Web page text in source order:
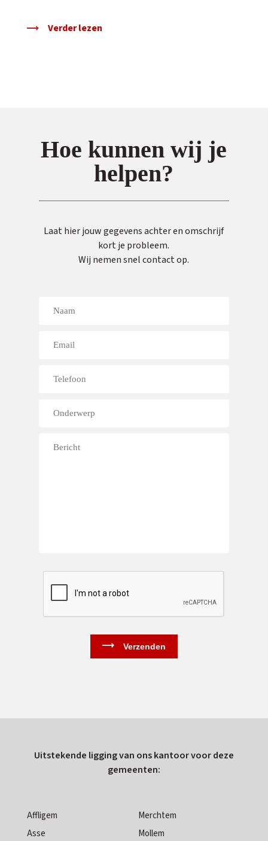
Verder lezen
Hoe kunnen wij je
helpen?
Laat hier jouw gegevens achter en omschrijf
kort je probleem.
Wij nemen snel contact op.
Uitstekende ligging van ons kantoor voor deze
gemeenten:
Affligem
Asse
Merchtem
Mollem